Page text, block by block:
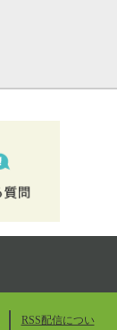
RSS配信につい